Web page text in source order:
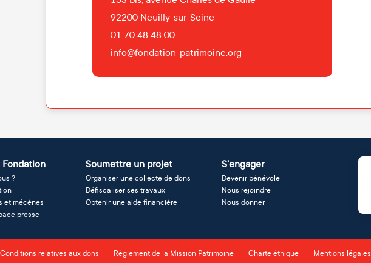
92200 Neuilly-sur-Seine
01 70 48 48 00
info@fondation-patrimoine.org
Fondation
?
et mécènes
presse
Soumettre un projet
Organiser une collecte de dons
Défiscaliser ses travaux
Obtenir une aide financière
S'engager
Devenir bénévole
Nous rejoindre
Nous donner
Conditions relatives aux dons Règlement de la Mission Patrimoine Charte éthique Mentions légales